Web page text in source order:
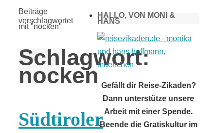
Start
Beiträge
verschlagwortet
mit "nocken"
Schlagwort:
nocken
Südtiroler
HALLO, VON MONI &
HANS
Gefällt dir Reise-Zikaden?
Dann unterstütze unsere
Arbeit mit einer Spende.
Beende die Gratiskultur im